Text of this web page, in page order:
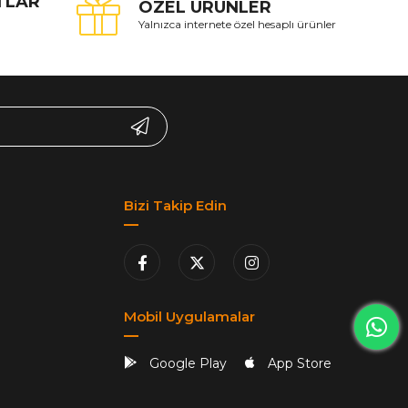
ÖZEL ÜRÜNLER
Yalnızca internete özel hesaplı ürünler
Bizi Takip Edin
Mobil Uygulamalar
Google Play App Store